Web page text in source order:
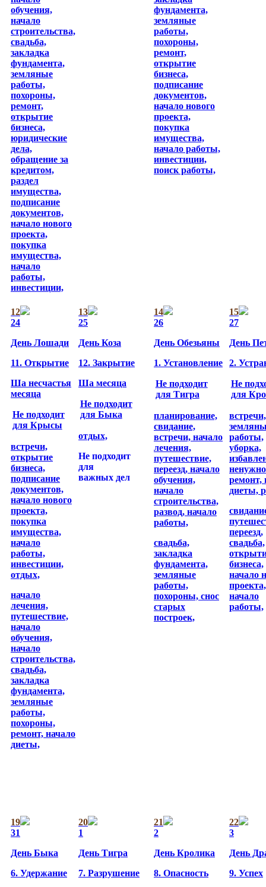
обучения,
начало
строительства,
свадьба,
закладка
фундамента,
земляные
работы,
похороны,
ремонт,
открытие
бизнеса,
юридические
дела,
обращение за
кредитом,
раздел
имущества,
подписание
документов,
начало нового
проекта,
покупка
имущества,
начало
работы,
инвестиции,
фундамента,
земляные
работы,
похороны,
ремонт,
открытие
бизнеса,
подписание
документов,
начало нового
проекта,
покупка
имущества,
начало работы,
инвестиции,
поиск работы,
12
24
День Лошади
11. Открытие
Ша несчастья
месяца
Не подходит
для Крысы
встречи,
открытие
бизнеса,
подписание
документов,
начало нового
проекта,
покупка
имущества,
начало
работы,
инвестиции,
отдых,
начало
лечения,
путешествие,
начало
обучения,
начало
строительства,
свадьба,
закладка
фундамента,
земляные
работы,
похороны,
ремонт, начало
диеты,
13
25
День Коза
12. Закрытие
Ша месяца
Не подходит
для Быка
отдых,
Не подходит
для
важных дел
14
26
День Обезьяны
1. Установление
Не подходит
для Тигра
планирование,
свидание,
встречи, начало
лечения,
путешествие,
переезд, начало
обучения,
начало
строительства,
развод, начало
работы,
свадьба,
закладка
фундамента,
земляные
работы,
похороны, снос
старых
построек,
15
27
День
2.
Не
для
встречи,
работы,
уборка,
ремонт,
диеты,
переезд,
свадьба,
бизнеса,
начало
проекта,
начало
работы,
19
31
День Быка
6. Удержание
20
1
День Тигра
7. Разрушение
21
2
День Кролика
8. Опасность
22
3
День
9. Успех